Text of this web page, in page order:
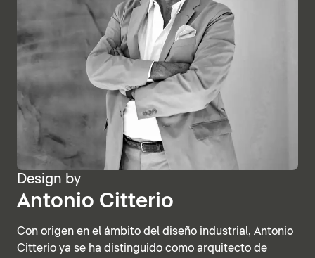
Design by
Antonio Citterio
Con origen en el ámbito del diseño industrial, Antonio
Citterio ya se ha distinguido como arquitecto de